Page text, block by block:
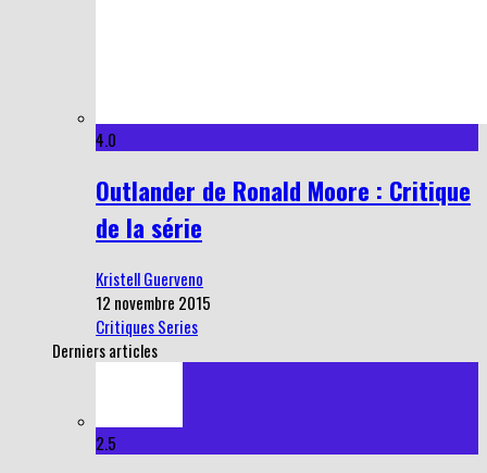
4.0
Outlander de Ronald Moore : Critique
de la série
Kristell Guerveno
12 novembre 2015
Critiques Series
Derniers articles
2.5